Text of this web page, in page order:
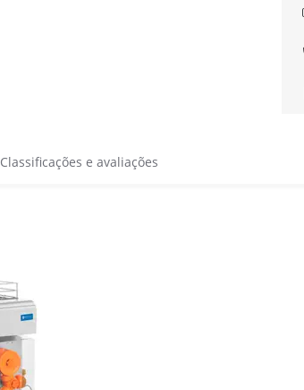
Classificações e avaliações